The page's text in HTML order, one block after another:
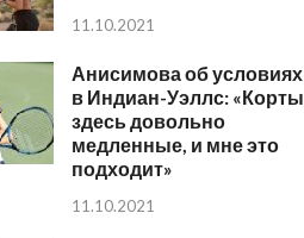
11.10.2021
Анисимова об условиях
в Индиан-Уэллс: «Корты
здесь довольно
медленные, и мне это
подходит»
11.10.2021